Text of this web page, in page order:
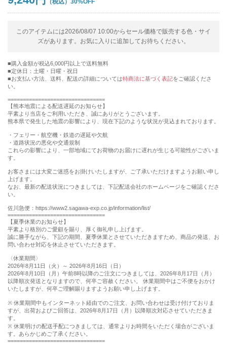
30%OFF
このアイテムには2026/08/07 10:00からセール価格で販売する色・サイ
ズがあります。お気に入りに追加してお待ちください。
購入金額が税込6,000円以上で送料無料
定休日：土曜・日曜・祝日
■お支払い方法、送料、配送の詳細については特商法に基づく表記をご確認くださ
い。
================================
【熊本地震による配送遅延のお知らせ】
平素より当店をご利用いただき、誠にありがとうございます。
熊本県で発生した地震の影響により、現在下記のような状況が見込まれております。
・フェリー・航空機・鉄道の遅延や欠航
・道路状況の悪化や交通規制
これらの影響により、一部地域にてお荷物のお届けに遅れが生じる可能性がございま
す。
お客さまには大変ご迷惑をお掛けいたしますが、ご了承いただけますようお願い申し
上げます。
なお、最新の配送状況につきましては、下記配送会社のホームページをご確認くださ
い。
佐川急便：https://www2.sagawa-exp.co.jp/information/list/
================================
【夏季休業のお知らせ】
平素より格別のご愛顧を賜り、厚く御礼申し上げます。
誠に勝手ながら、下記の期間、夏季休業とさせていただきますため、商品の発送、お
問い合わせ対応を休止させていただきます。
〈休業期間〉
2026年8月11日（火）～ 2026年8月16日（日）
2026年8月10日（月）午前8時以降のご注文につきましては、2026年8月17日（月）
以降順次発送となりますので、何卒ご容赦ください。 休業期間中はご不便をおかけ
いたしますが、何卒ご理解賜りますようお願い申し上げます。
※ 休業期間中もインターネット経由でのご注文、お問い合わせは受け付けておりま
すが、出荷およびご回答は、2026年8月17日（月）以降順次対応させていただきま
す。
※ 休業明けの配送手配につきましては、通常よりお時間をいただく場合がございま
す。あらかじめご了承ください。
================================